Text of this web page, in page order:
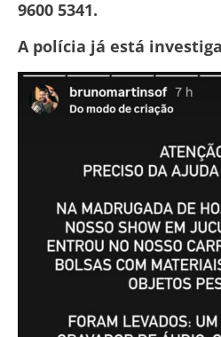
9600 5341.
A polícia já está